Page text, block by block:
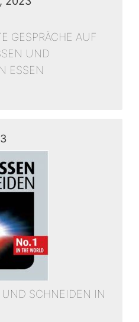
GESPRÄCHE AUF
UND
ESSEN
UND SCHNEIDEN IN